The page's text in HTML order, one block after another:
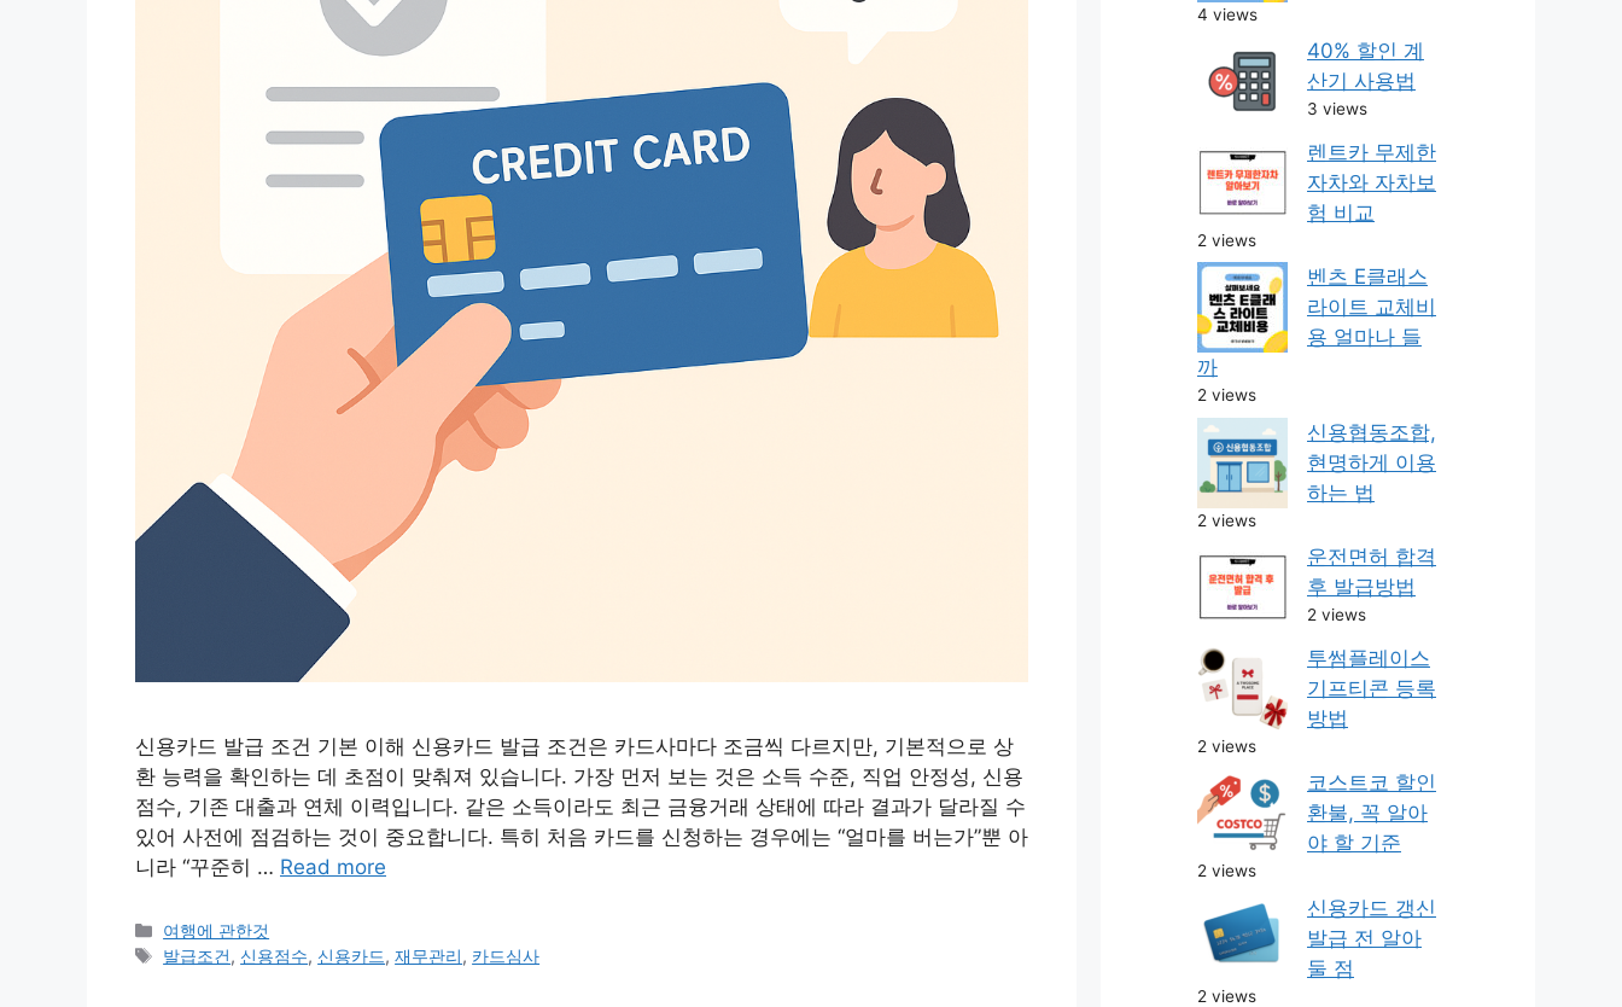
신용카드 발급 조건 기본 이해 신용카드 발급 조건은 카드사마다 조금씩 다르지만, 기본적으로 상
환 능력을 확인하는 데 초점이 맞춰져 있습니다. 가장 먼저 보는 것은 소득 수준, 직업 안정성, 신용
점수, 기존 대출과 연체 이력입니다. 같은 소득이라도 최근 금융거래 상태에 따라 결과가 달라질 수
있어 사전에 점검하는 것이 중요합니다. 특히 처음 카드를 신청하는 경우에는 “얼마를 버는가”뿐 아
니라 “꾸준히 … Read more
Categories
여행에 관한것
Tags
발급조건, 신용점수, 신용카드,재무관리, 카드심사
4 views
40% 할인 계
산기 사용법
3 views
렌트카 무제한
자차와 자차보
험 비교
2 views
벤츠 E클래스
라이트 교체비
용 얼마나 들
까
2 views
신용협동조합,
현명하게 이용
하는 법
2 views
운전면허 합격
후 발급방법
2 views
투썸플레이스
기프티콘 등록
방법
2 views
코스트코 할인
환불, 꼭 알아
야 할 기준
2 views
신용카드 갱신
발급 전 알아
둘 점
2 views